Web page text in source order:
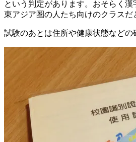
という判定があります。おそらく
東アジア圏の人たち向けのクラスだ
試験のあとは住所や健康状態などの